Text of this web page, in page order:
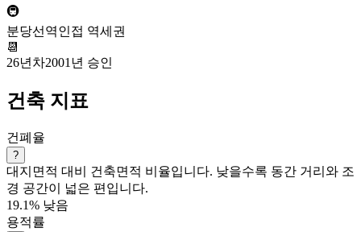
🚇
분당선역인접 역세권
📆
26년차2001년 승인
건축 지표
건폐율
?
대지면적 대비 건축면적 비율입니다. 낮을수록 동간 거리와 조
경 공간이 넓은 편입니다.
19.1% 낮음
용적률